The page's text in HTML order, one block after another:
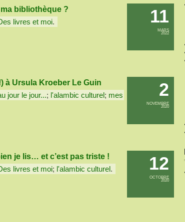
11
MARS
2022
bibliothèque ?
livres et moi.
2
NOVEMBRE
2020
à Ursula Kroeber Le Guin
jour le jour...; l'alambic culturel; mes
12
OCTOBRE
2020
je lis… et c’est pas triste !
livres et moi; l'alambic culturel.